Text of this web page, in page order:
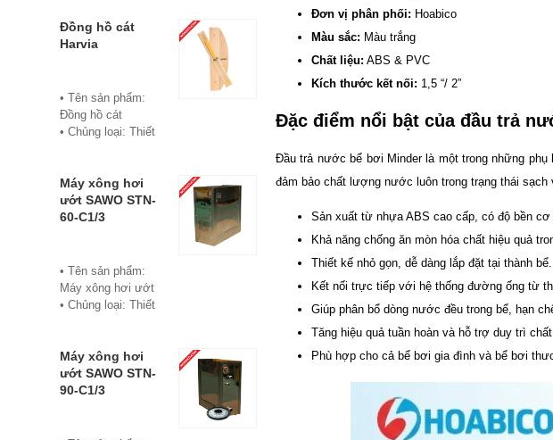
Đơn vị phân phối: Hoabico
Màu sắc: Màu trắng
Chất liệu: ABS & PVC
Kích thước kết nối: 1,5 “/ 2”
Đặc điểm nổi bật của đầu trả
Đầu trả nước bể bơi Minder là một trong những
đảm bảo chất lượng nước luôn trong trạng thái
Sản xuất từ nhựa ABS cao cấp, có độ bền cơ
Khả năng chống ăn mòn hóa chất hiệu quả
Thiết kế nhỏ gọn, dễ dàng lắp đặt tại thành bể.
Kết nối trực tiếp với hệ thống đường ống từ
Giúp phân bổ dòng nước đều trong bể, hạn
Tăng hiệu quả tuần hoàn và hỗ trợ duy trì
Phù hợp cho cả bể bơi gia đình và bể bơi
Nam
• Đơn vị phân phối:
có màu vàng nhạt
• Mùi vị: Mùi chanh
• Thành phần hóa
học chính: Citral
(Citral A và Citral B)
60- 80%
20ml
• Xuất xứ: Việt
Nam
Harvia
• Xuất xứ: Phần
tháng
• Đơn vị phân phối:
Hoabico
Đồng hồ cát
Harvia
• Tên sản phẩm:
Đồng hồ cát
• Chủng loại: Thiết
Harvia
• Xuất xứ: Phần
Lan
• Bảo hành: 12
tháng
• Đơn vị phân phối:
Máy xông hơi
ướt SAWO STN-
60-C1/3
• Tên sản phẩm:
Máy xông hơi ướt
• Chủng loại: Thiết
Sawo
• Xuất xứ:
Philippine
Máy xông hơi
ướt SAWO STN-
90-C1/3